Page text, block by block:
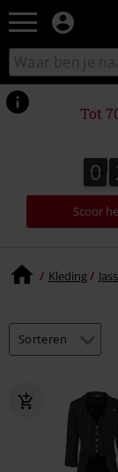
Zoek
in
catalogus
Tot
0
0
Scoor
Kleding